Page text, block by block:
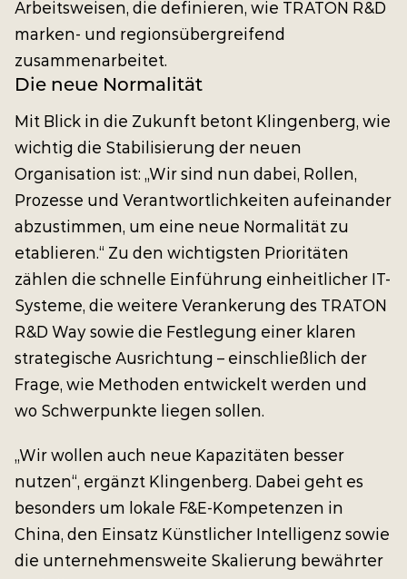
Arbeitsweisen, die definieren, wie TRATON R&D
marken- und regionsübergreifend
zusammenarbeitet.
Die neue Normalität
Mit Blick in die Zukunft betont Klingenberg, wie
wichtig die Stabilisierung der neuen
Organisation ist: „Wir sind nun dabei, Rollen,
Prozesse und Verantwortlichkeiten aufeinander
abzustimmen, um eine neue Normalität zu
etablieren.“ Zu den wichtigsten Prioritäten
zählen die schnelle Einführung einheitlicher IT-
Systeme, die weitere Verankerung des TRATON
R&D Way sowie die Festlegung einer klaren
strategische Ausrichtung – einschließlich der
Frage, wie Methoden entwickelt werden und
wo Schwerpunkte liegen sollen.
„Wir wollen auch neue Kapazitäten besser
nutzen“, ergänzt Klingenberg. Dabei geht es
besonders um lokale F&E-Kompetenzen in
China, den Einsatz Künstlicher Intelligenz sowie
die unternehmensweite Skalierung bewährter